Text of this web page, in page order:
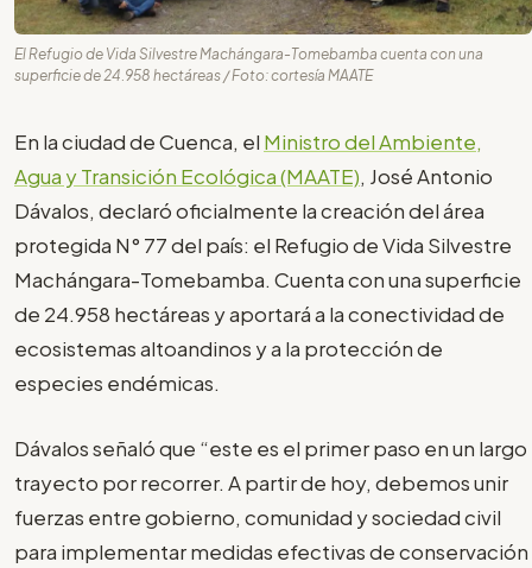
El Refugio de Vida Silvestre Machángara-Tomebamba cuenta con una
superficie de 24.958 hectáreas / Foto: cortesía MAATE
En la ciudad de Cuenca, el Ministro del Ambiente,
Agua y Transición Ecológica (MAATE), José Antonio
Dávalos, declaró oficialmente la creación del área
protegida N° 77 del país: el Refugio de Vida Silvestre
Machángara-Tomebamba. Cuenta con una superficie
de 24.958 hectáreas y aportará a la conectividad de
ecosistemas altoandinos y a la protección de
especies endémicas.
Dávalos señaló que “este es el primer paso en un largo
trayecto por recorrer. A partir de hoy, debemos unir
fuerzas entre gobierno, comunidad y sociedad civil
para implementar medidas efectivas de conservación